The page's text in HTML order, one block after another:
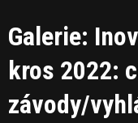
Galerie:
kros 2022:
závody/